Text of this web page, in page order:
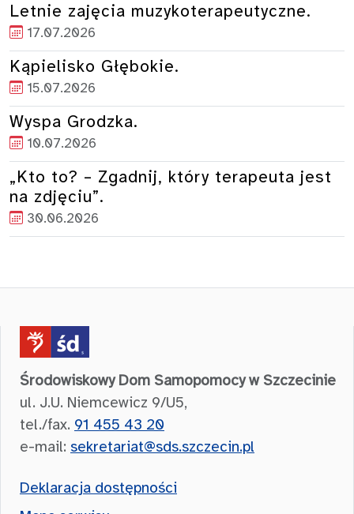
Letnie zajęcia muzykoterapeutyczne.
17.07.2026
Kąpielisko Głębokie.
15.07.2026
Wyspa Grodzka.
10.07.2026
„Kto to? – Zgadnij, który terapeuta jest
na zdjęciu”.
30.06.2026
Środowiskowy Dom Samopomocy w Szczecinie
ul. J.U. Niemcewicz 9/U5,
tel./fax. 91 455 43 20
e-mail: sekretariat@sds.szczecin.pl
Deklaracja dostępności